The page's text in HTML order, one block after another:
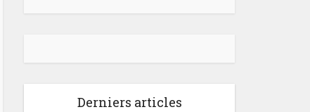
Derniers articles